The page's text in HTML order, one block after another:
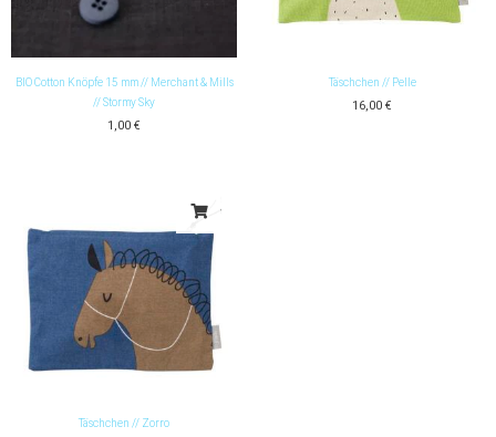
BIO Cotton Knöpfe 15 mm // Merchant & Mills
// Stormy Sky
1,00 €
Täschchen // Pelle
16,00 €
Täschchen // Zorro